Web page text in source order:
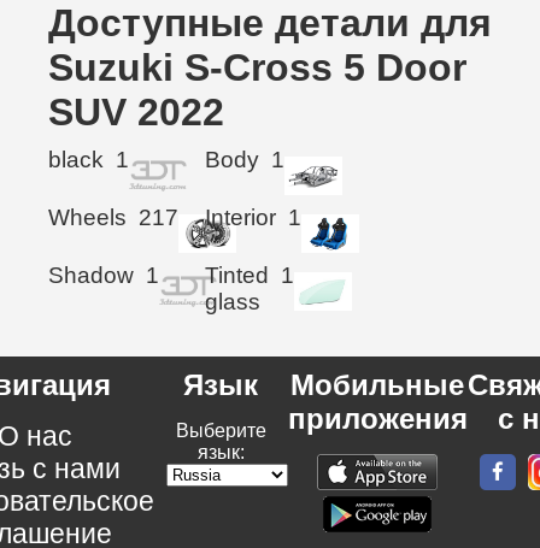
Доступные детали для
Suzuki S-Cross 5 Door
SUV 2022
black 1 Body 1
Wheels 217 Interior 1
Shadow 1
Tinted
glass
1
нас
с нами
Язык
Выберите
язык:
Мобильные
приложения
с